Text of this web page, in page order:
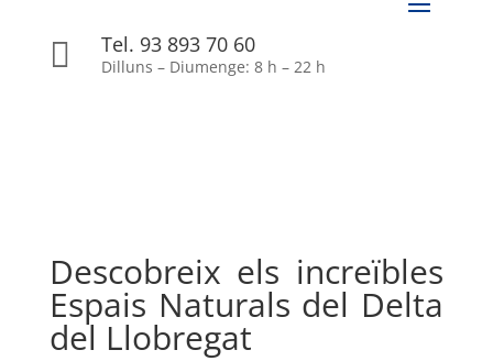
 Tel. 93 893 70 60
Dilluns – Diumenge: 8 h – 22 h
Descobreix els increïbles
Espais Naturals del Delta
del Llobregat